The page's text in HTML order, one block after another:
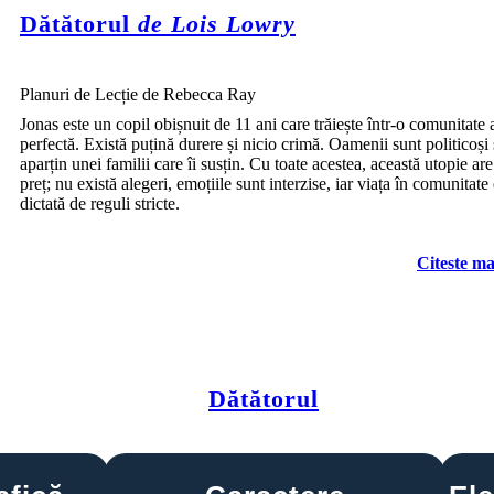
Dătătorul de Lois Lowry
Planuri de Lecție de Rebecca Ray
Jonas este un copil obișnuit de 11 ani care trăiește într-o comunitate
perfectă. Există puțină durere și nicio crimă. Oamenii sunt politicoși
aparțin unei familii care îi susțin. Cu toate acestea, această utopie
preț; nu există alegeri, emoțiile sunt interzise, iar viața în comunitate
dictată de reguli stricte.
Citeste
Dătătorul